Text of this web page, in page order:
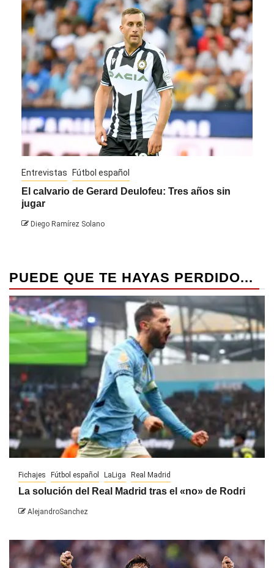
Entrevistas Fútbol español
El calvario de Gerard Deulofeu: Tres años sin
jugar
Diego Ramírez Solano
PUEDE QUE TE HAYAS PERDIDO...
Fichajes Fútbol español LaLiga Real Madrid
La solución del Real Madrid tras el «no» de Rodri
AlejandroSanchez